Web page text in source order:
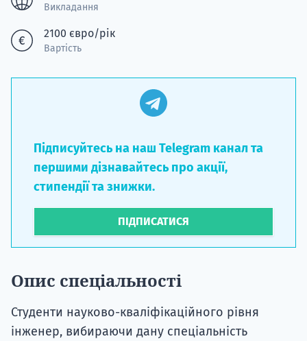
Викладання
2100 євро/рік
Вартість
Підписуйтесь на наш Telegram канал та
першими дізнавайтесь про акції,
стипендії та знижки.
ПІДПИСАТИСЯ
Опис спеціальності
Студенти науково-кваліфікаційного рівня
інженер, вибираючи дану спеціальність